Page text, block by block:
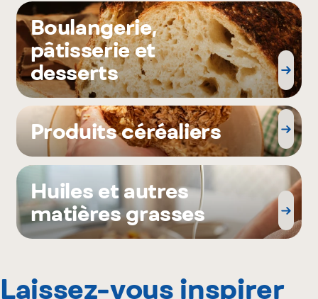
Boulangerie,
pâtisserie et
desserts
Produits céréaliers
Huiles et autres
matières grasses
Laissez-vous inspirer